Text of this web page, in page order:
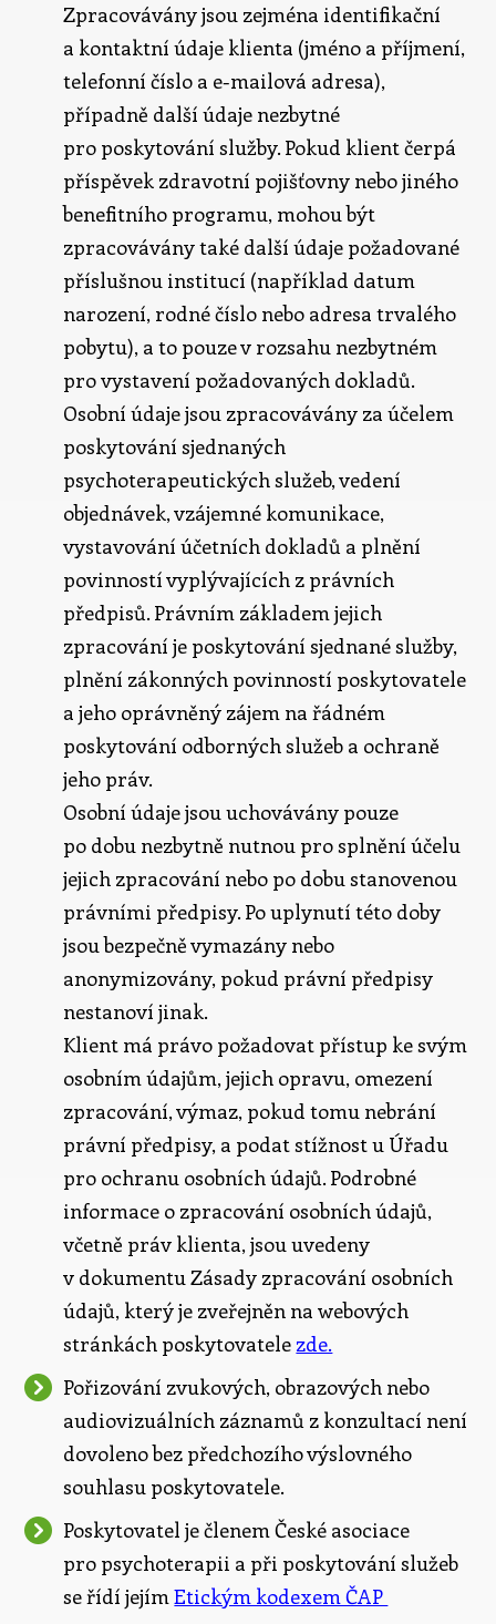
Zpracovávány jsou zejména identifikační
a kontaktní údaje klienta (jméno a příjmení,
telefonní číslo a e-mailová adresa),
případně další údaje nezbytné
pro poskytování služby. Pokud klient čerpá
příspěvek zdravotní pojišťovny nebo jiného
benefitního programu, mohou být
zpracovávány také další údaje požadované
příslušnou institucí (například datum
narození, rodné číslo nebo adresa trvalého
pobytu), a to pouze v rozsahu nezbytném
pro vystavení požadovaných dokladů.
Osobní údaje jsou zpracovávány za účelem
poskytování sjednaných
psychoterapeutických služeb, vedení
objednávek, vzájemné komunikace,
vystavování účetních dokladů a plnění
povinností vyplývajících z právních
předpisů. Právním základem jejich
zpracování je poskytování sjednané služby,
plnění zákonných povinností poskytovatele
a jeho oprávněný zájem na řádném
poskytování odborných služeb a ochraně
jeho práv.
Osobní údaje jsou uchovávány pouze
po dobu nezbytně nutnou pro splnění účelu
jejich zpracování nebo po dobu stanovenou
právními předpisy. Po uplynutí této doby
jsou bezpečně vymazány nebo
anonymizovány, pokud právní předpisy
nestanoví jinak.
Klient má právo požadovat přístup ke svým
osobním údajům, jejich opravu, omezení
zpracování, výmaz, pokud tomu nebrání
právní předpisy, a podat stížnost u Úřadu
pro ochranu osobních údajů. Podrobné
informace o zpracování osobních údajů,
včetně práv klienta, jsou uvedeny
v dokumentu Zásady zpracování osobních
údajů, který je zveřejněn na webových
stránkách poskytovatele zde.
Pořizování zvukových, obrazových nebo
audiovizuálních záznamů z konzultací není
dovoleno bez předchozího výslovného
souhlasu poskytovatele.
Poskytovatel je členem České asociace
pro psychoterapii a při poskytování služeb
se řídí jejímEtickým kodexem ČAP